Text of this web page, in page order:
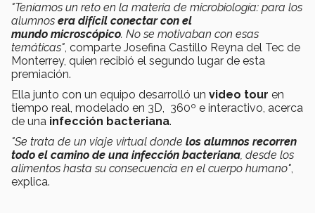
"Teníamos un reto en la materia de microbiología: para los
alumnos era difícil conectar con el
mundo microscópico. No se motivaban con esas
temáticas", comparte Josefina Castillo Reyna del Tec de
Monterrey, quien recibió el segundo lugar de esta
premiación.
Ella junto con un equipo desarrolló un video tour en
tiempo real, modelado en 3D, 360º e interactivo, acerca
de una infección bacteriana.
"Se trata de un viaje virtual donde los alumnos recorren
todo el camino de una infección bacteriana, desde los
alimentos hasta su consecuencia en el cuerpo humano",
explica.